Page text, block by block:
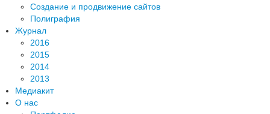
Создание и продвижение сайтов
Полиграфия
Журнал
2016
2015
2014
2013
Медиакит
О нас